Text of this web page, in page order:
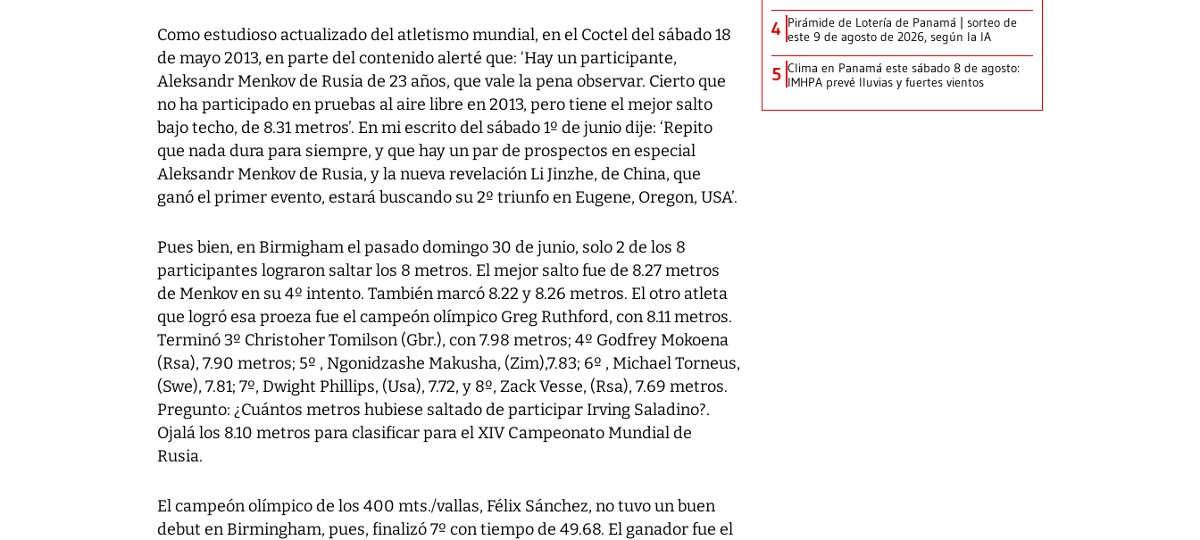
Como estudioso actualizado del atletismo mundial, en el Coctel del sábado 18
de mayo 2013, en parte del contenido alerté que: ‘Hay un participante,
Aleksandr Menkov de Rusia de 23 años, que vale la pena observar. Cierto que
no ha participado en pruebas al aire libre en 2013, pero tiene el mejor salto
bajo techo, de 8.31 metros’. En mi escrito del sábado 1º de junio dije: ‘Repito
que nada dura para siempre, y que hay un par de prospectos en especial
Aleksandr Menkov de Rusia, y la nueva revelación Li Jinzhe, de China, que
ganó el primer evento, estará buscando su 2º triunfo en Eugene, Oregon, USA’.
Pues bien, en Birmigham el pasado domingo 30 de junio, solo 2 de los 8
participantes lograron saltar los 8 metros. El mejor salto fue de 8.27 metros
de Menkov en su 4º intento. También marcó 8.22 y 8.26 metros. El otro atleta
que logró esa proeza fue el campeón olímpico Greg Ruthford, con 8.11 metros.
Terminó 3º Christoher Tomilson (Gbr.), con 7.98 metros; 4º Godfrey Mokoena
(Rsa), 7.90 metros; 5º , Ngonidzashe Makusha, (Zim),7.83; 6º , Michael Torneus,
(Swe), 7.81; 7º, Dwight Phillips, (Usa), 7.72, y 8º, Zack Vesse, (Rsa), 7.69 metros.
Pregunto: ¿Cuántos metros hubiese saltado de participar Irving Saladino?.
Ojalá los 8.10 metros para clasificar para el XIV Campeonato Mundial de
Rusia.
El campeón olímpico de los 400 mts./vallas, Félix Sánchez, no tuvo un buen
debut en Birmingham, pues, finalizó 7º con tiempo de 49.68. El ganador fue el
4 Pirámide de Lotería de Panamá | sorteo de
este 9 de agosto de 2026, según la IA
5 Clima en Panamá este sábado 8 de agosto:
IMHPA prevé lluvias y fuertes vientos